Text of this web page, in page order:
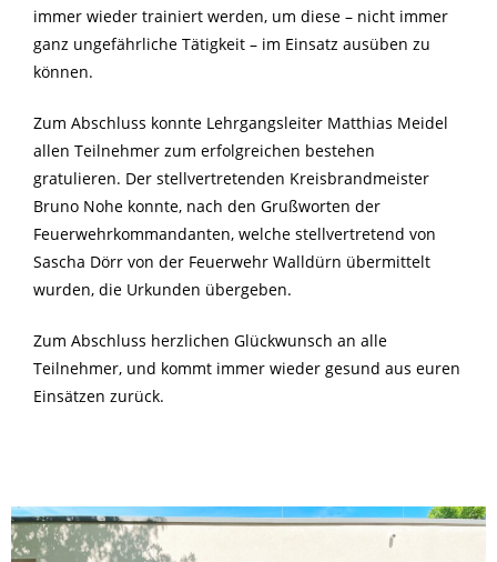
immer wieder trainiert werden, um diese – nicht immer
ganz ungefährliche Tätigkeit – im Einsatz ausüben zu
können.
Zum Abschluss konnte Lehrgangsleiter Matthias Meidel
allen Teilnehmer zum erfolgreichen bestehen
gratulieren. Der stellvertretenden Kreisbrandmeister
Bruno Nohe konnte, nach den Grußworten der
Feuerwehrkommandanten, welche stellvertretend von
Sascha Dörr von der Feuerwehr Walldürn übermittelt
wurden, die Urkunden übergeben.
Zum Abschluss herzlichen Glückwunsch an alle
Teilnehmer, und kommt immer wieder gesund aus euren
Einsätzen zurück.